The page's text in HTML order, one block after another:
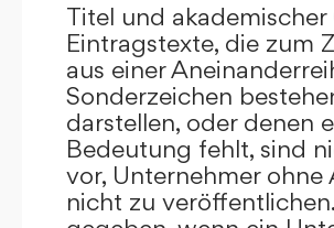
Titel und
Eintragstexte, die zum
aus einer
Sonderzeichen
darstellen, oder denen
Bedeutung fehlt, sind
vor, Unternehmer
nicht zu